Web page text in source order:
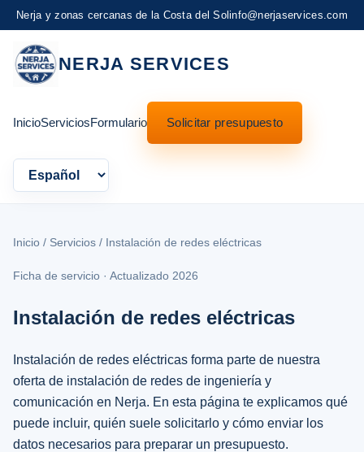
Nerja y zonas cercanas de la Costa del Solinfo@nerjaservices.com
NERJA SERVICES
InicioServiciosFormulario Solicitar presupuesto
Language
Inicio / Servicios / Instalación de redes eléctricas
Ficha de servicio · Actualizado 2026
Instalación de redes eléctricas
Instalación de redes eléctricas forma parte de nuestra
oferta de instalación de redes de ingeniería y
comunicación en Nerja. En esta página te explicamos qué
puede incluir, quién suele solicitarlo y cómo enviar los
datos necesarios para preparar un presupuesto.